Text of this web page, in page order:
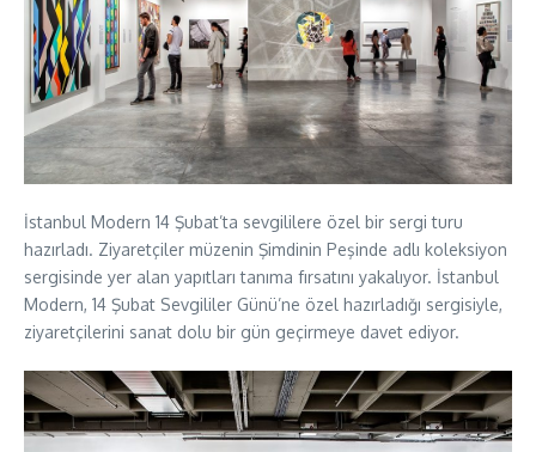
İstanbul Modern 14 Şubat’ta sevgililere özel bir sergi turu
hazırladı. Ziyaretçiler müzenin Şimdinin Peşinde adlı koleksiyon
sergisinde yer alan yapıtları tanıma fırsatını yakalıyor. İstanbul
Modern, 14 Şubat Sevgililer Günü’ne özel hazırladığı sergisiyle,
ziyaretçilerini sanat dolu bir gün geçirmeye davet ediyor.